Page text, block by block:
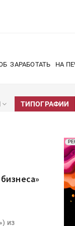
ЗАРАБОТАТЬ НА
ТИПОГРАФИИ
из